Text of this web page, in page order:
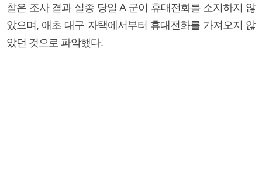
찰은 조사 결과 실종 당일 A 군이 휴대전화를 소지하지 않
았으며, 애초 대구 자택에서부터 휴대전화를 가져오지 않
았던 것으로 파악했다.